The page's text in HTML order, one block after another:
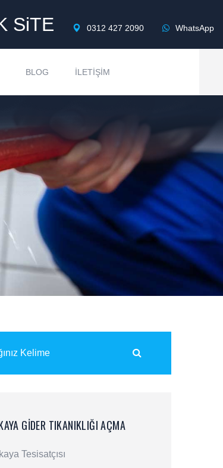
SiTE 0312 427 2090 WhatsApp
BLOG İLETIŞIM
GIDER TIKANIKLIĞI AÇMA
Tesisatçısı